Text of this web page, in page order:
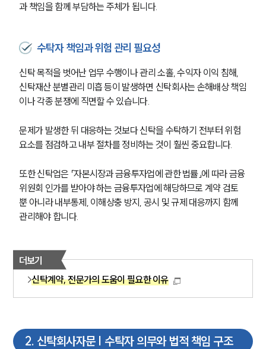
과 책임을 함께 부담하는 주체가 됩니다.
수탁자 책임과 위험 관리 필요성
신탁 목적을 벗어난 업무 수행이나 관리 소홀, 수익자 이익 침해,
신탁재산 분별관리 미흡 등이 발생하면 신탁회사는 손해배상 책임
이나 각종 분쟁에 직면할 수 있습니다.
문제가 발생한 뒤 대응하는 것보다 신탁을 수탁하기 전부터 위험
요소를 점검하고 내부 절차를 정비하는 것이 훨씬 중요합니다.
또한 신탁업은 「자본시장과 금융투자업에 관한 법률」에 따라 금융
위원회 인가를 받아야 하는 금융투자업에 해당하므로 계약 검토
뿐 아니라 내부통제, 이해상충 방지, 공시 및 규제 대응까지 함께
관리해야 합니다.
더보기
신탁계약, 전문가의 도움이 필요한 이유
2. 신탁회사자문 | 수탁자 의무와 법적 책임 구조